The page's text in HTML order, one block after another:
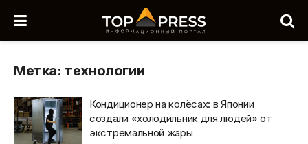
Метка: технологии
Кондиционер на колёсах: в Японии
создали «холодильник для людей» от
экстремальной жары